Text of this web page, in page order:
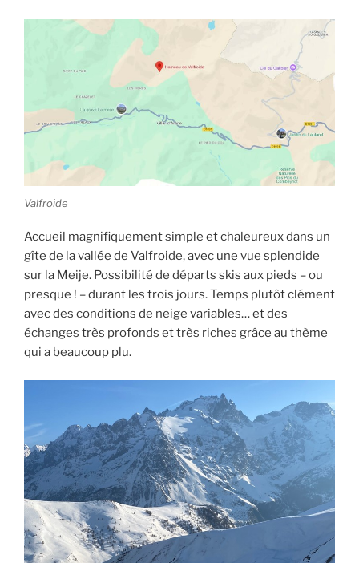
Valfroide
Accueil magnifiquement simple et chaleureux dans un
gîte de la vallée de Valfroide, avec une vue splendide
sur la Meije. Possibilité de départs skis aux pieds – ou
presque ! – durant les trois jours. Temps plutôt clément
avec des conditions de neige variables… et des
échanges très profonds et très riches grâce au thème
qui a beaucoup plu.